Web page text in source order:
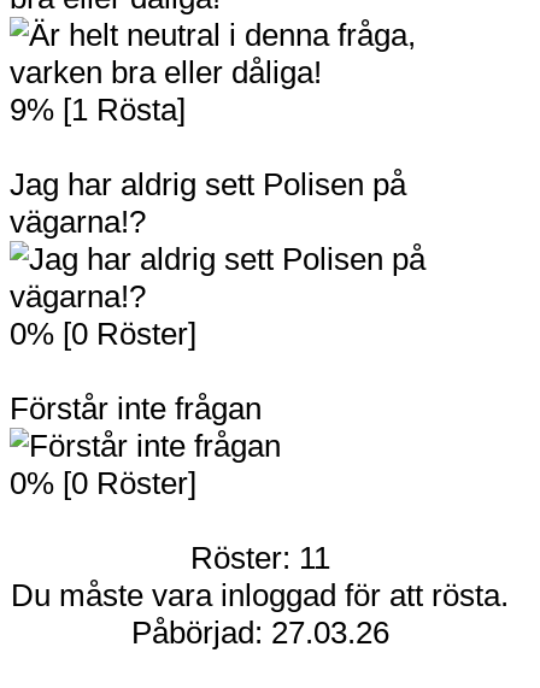
9% [1 Rösta]
Jag har aldrig sett Polisen på
vägarna!?
0% [0 Röster]
Förstår inte frågan
0% [0 Röster]
Röster: 11
Du måste vara inloggad för att rösta.
Påbörjad: 27.03.26